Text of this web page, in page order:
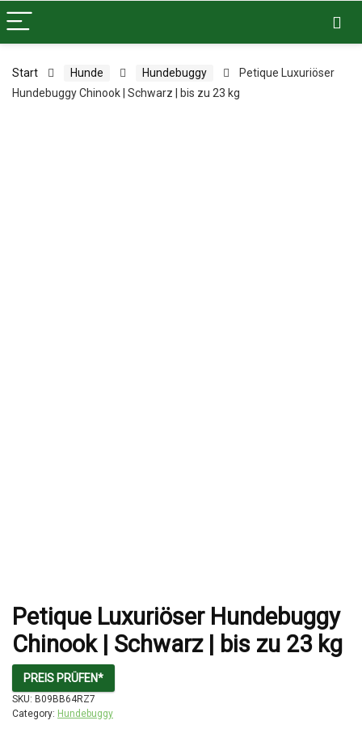
Start Hunde Hundebuggy
Petique Luxuriöser
Hundebuggy Chinook | Schwarz | bis zu 23 kg
Petique Luxuriöser Hundebuggy
Chinook | Schwarz | bis zu 23 kg
PREIS PRÜFEN*
SKU: B09BB64RZ7
Category: Hundebuggy